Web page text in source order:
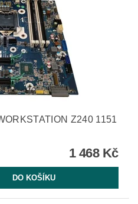
Z240 1151
1 468 Kč